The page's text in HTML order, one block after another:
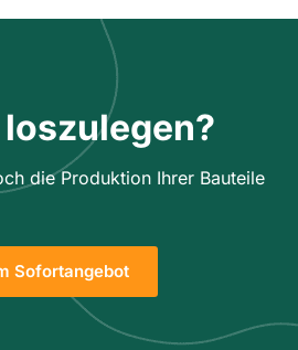
die Produktion Ihrer Bauteile
Sofortangebot